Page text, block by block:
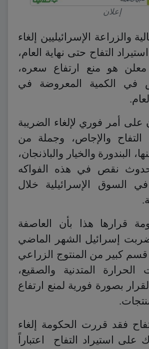
إعلان
والزراعة الإسرائيليين إلغاء
التفاح حتى نهاية العام،
هو منع ارتفاع سعره،
في الكمية المعروضة في
على أمر فوري لإلغاء الضريبة
التفاح والإجاص، وجملة من
البندورة والخيار والباذنجان،
نقص في هذه الفواكه
السوق الإسرائيلية خلال
قرارها هذا بأن العاصفة
ضربت إسرائيل الشهر الماضي
كبير من المنتوج الزراعي
المتدنية والصقيع،
بصورة فورية لمنع ارتفاع
فقد قررت الحكومة إلغاء
استيراد التفاح اعتباراً